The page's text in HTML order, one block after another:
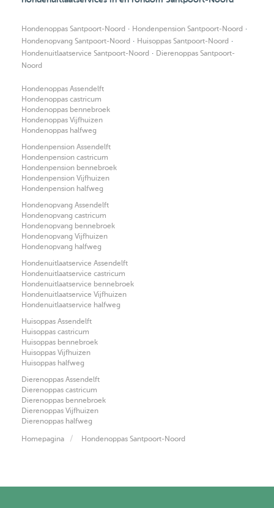
Hondenoppas Santpoort-Noord · Hondenpension Santpoort-Noord ·
Hondenopvang Santpoort-Noord · Huisoppas Santpoort-Noord ·
Hondenuitlaatservice Santpoort-Noord · Dierenoppas Santpoort-
Noord
Hondenoppas Assendelft
Hondenoppas castricum
Hondenoppas bennebroek
Hondenoppas Vijfhuizen
Hondenoppas halfweg
Hondenpension Assendelft
Hondenpension castricum
Hondenpension bennebroek
Hondenpension Vijfhuizen
Hondenpension halfweg
Hondenopvang Assendelft
Hondenopvang castricum
Hondenopvang bennebroek
Hondenopvang Vijfhuizen
Hondenopvang halfweg
Hondenuitlaatservice Assendelft
Hondenuitlaatservice castricum
Hondenuitlaatservice bennebroek
Hondenuitlaatservice Vijfhuizen
Hondenuitlaatservice halfweg
Huisoppas Assendelft
Huisoppas castricum
Huisoppas bennebroek
Huisoppas Vijfhuizen
Huisoppas halfweg
Dierenoppas Assendelft
Dierenoppas castricum
Dierenoppas bennebroek
Dierenoppas Vijfhuizen
Dierenoppas halfweg
Homepagina Hondenoppas Santpoort-Noord